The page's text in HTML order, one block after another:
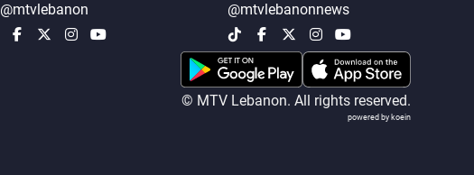
@mtvlebanonnews
@mtvlebanon
© MTV Lebanon. All rights reserved.
powered by koein